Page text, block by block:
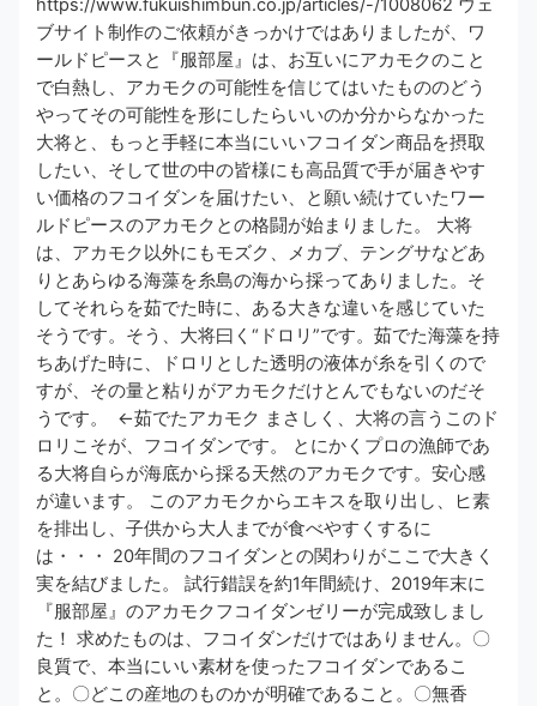
https://www.fukuishimbun.co.jp/articles/-/1008062​​​​​​​​​​​​​​​​​​​ ウェ
ブサイト制作のご依頼がきっかけではありましたが、ワ
ールドピースと『服部屋』は、お互いにアカモクのこと
で白熱し、アカモクの可能性を信じてはいたもののどう
やってその可能性を形にしたらいいのか分からなかった
大将と、​もっと手軽に本当にいいフコイダン商品を摂取
したい、そして世の中の皆様にも高品質で手が届きやす
い価格のフコイダンを届けたい​、と願い続けていたワー
ルドピースのアカモクとの格闘が始まりました。 大将
は、アカモク以外にもモズク、メカブ、テングサなどあ
りとあらゆる海藻を糸島の海から採ってありました。そ
してそれらを茹でた時に、ある大きな違いを感じていた
そうです。そう、大将曰く“ドロリ”です。​茹でた海藻を持
ちあげた時に、ドロリとした透明の液体が糸を引くので
すが、その量と粘りがアカモクだけとんでもない​のだそ
うです。 ←茹でたアカモク まさしく、大将の言うこのド
ロリこそが、フコイダンです。 とにかくプロの漁師であ
る​大将自らが海底から採る天然のアカモクです。安心感
が違います。​ このアカモクからエキスを取り出し、ヒ素
を排出し、子供から大人までが食べやすくするに
は・・・ 20年間のフコイダンとの関わりがここで大きく
実を結びました。 試行錯誤を約1年間続け、2019年末に​
『服部屋』のアカモクフコイダンゼリー​が完成致しまし
た！ 求めたものは、フコイダンだけではありません。​〇
良質で、本当にいい素材を使ったフコイダンであるこ
と。​​〇どこの産地のものかが明確であること。​〇無香